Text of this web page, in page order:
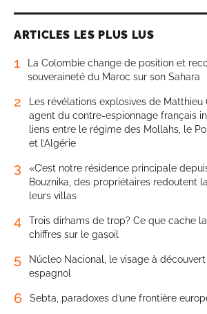
ARTICLES LES PLUS LUS
1
La Colombie change de position et
souveraineté du Maroc sur son Sahara
2
Les révélations explosives de Matthieu
agent du contre-espionnage français
liens entre le régime des Mollahs, le
et l’Algérie
3
«C’est notre résidence principale
Bouznika, des propriétaires redoutent
leurs villas
4
Trois dirhams de trop? Ce que cache
chiffres sur le gasoil
5
Núcleo Nacional, le visage à
espagnol
6 Sebta, paradoxes d’une frontière